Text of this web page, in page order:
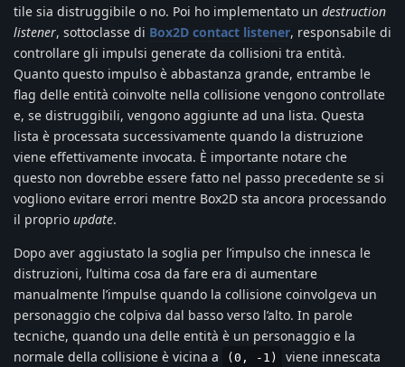
tile sia distruggibile o no. Poi ho implementato un destruction
listener, sottoclasse di Box2D contact listener, responsabile di
controllare gli impulsi generate da collisioni tra entità.
Quanto questo impulso è abbastanza grande, entrambe le
flag delle entità coinvolte nella collisione vengono controllate
e, se distruggibili, vengono aggiunte ad una lista. Questa
lista è processata successivamente quando la distruzione
viene effettivamente invocata. È importante notare che
questo non dovrebbe essere fatto nel passo precedente se si
vogliono evitare errori mentre Box2D sta ancora processando
il proprio update.
Dopo aver aggiustato la soglia per l’impulso che innesca le
distruzioni, l’ultima cosa da fare era di aumentare
manualmente l’impulse quando la collisione coinvolgeva un
personaggio che colpiva dal basso verso l’alto. In parole
tecniche, quando una delle entità è un personaggio e la
normale della collisione è vicina a
(0, -1) viene innescata